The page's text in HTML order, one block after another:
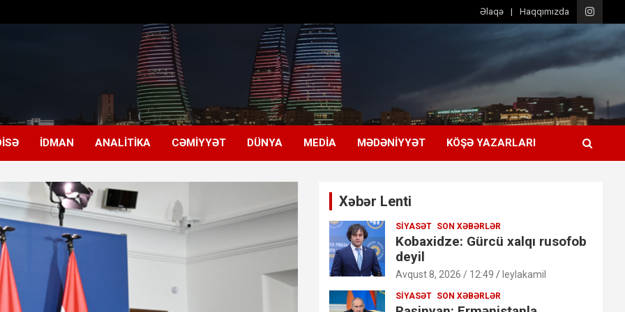
Əlaqə Haqqımızda
İDMAN ANALITIKA CƏMIYYƏT DÜNYA MEDIA MƏDƏNIYYƏT KÖŞƏ YAZARLARI
Xəbər Lenti
SIYASƏT SON XƏBƏRLƏR
Kobaxidze: Gürcü xalqı rusofob
deyil
Avqust 8, 2026 / 12:49 leylakamil
SIYASƏT SON XƏBƏRLƏR